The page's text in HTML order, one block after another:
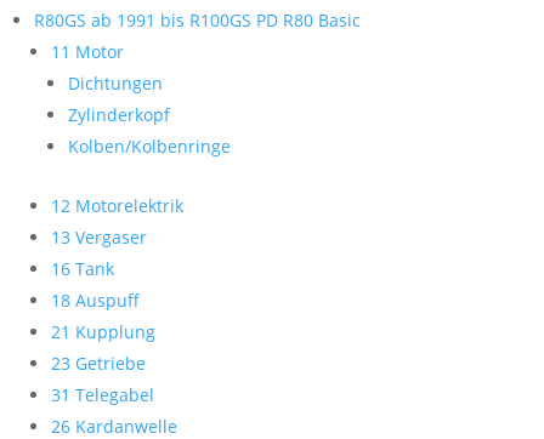
R80GS ab 1991 bis R100GS PD R80 Basic
11 Motor
Dichtungen
Zylinderkopf
Kolben/Kolbenringe
12 Motorelektrik
13 Vergaser
16 Tank
18 Auspuff
21 Kupplung
23 Getriebe
31 Telegabel
26 Kardanwelle